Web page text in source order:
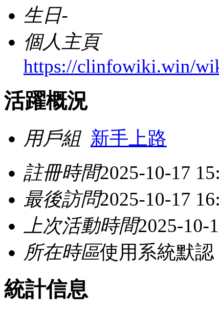
生日-
個人主頁
https://clinfowiki.win/
活躍概況
用戶組 新手上路
註冊時間2025-10-17
最後訪問2025-10-17
上次活動時間2025-10-
所在時區使用系統默認
統計信息